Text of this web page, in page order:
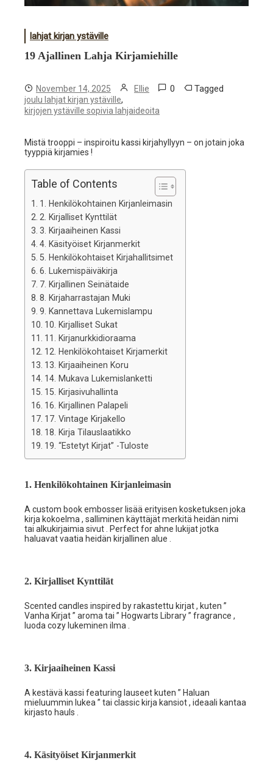
lahjat kirjan ystäville
19 Ajallinen Lahja Kirjamiehille
November 14, 2025 Ellie 0 Tagged
joulu lahjat kirjan ystäville,
kirjojen ystäville sopivia lahjaideoita
Mistä trooppi – inspiroitu kassi kirjahyllyyn – on jotain joka
tyyppiä kirjamies !
Table of Contents
1. Henkilökohtainen Kirjanleimasin
2. Kirjalliset Kynttilät
3. Kirjaaiheinen Kassi
4. Käsityöiset Kirjanmerkit
5. Henkilökohtaiset Kirjahallitsimet
6. Lukemispäiväkirja
7. Kirjallinen Seinätaide
8. Kirjaharrastajan Muki
9. Kannettava Lukemislampu
10. Kirjalliset Sukat
11. Kirjanurkkidioraama
12. Henkilökohtaiset Kirjamerkit
13. Kirjaaiheinen Koru
14. Mukava Lukemislanketti
15. Kirjasivuhallinta
16. Kirjallinen Palapeli
17. Vintage Kirjakello
18. Kirja Tilauslaatikko
19. “Estetyt Kirjat” -Tuloste
1. Henkilökohtainen Kirjanleimasin
A custom book embosser lisää erityisen kosketuksen joka
kirja kokoelma , salliminen käyttäjät merkitä heidän nimi
tai alkukirjaimia sivut . Perfect for ahne lukijat jotka
haluavat vaatia heidän kirjallinen alue .
2. Kirjalliset Kynttilät
Scented candles inspired by rakastettu kirjat , kuten ”
Vanha Kirjat ” aroma tai ” Hogwarts Library ” fragrance ,
luoda cozy lukeminen ilma .
3. Kirjaaiheinen Kassi
A kestävä kassi featuring lauseet kuten ” Haluan
mieluummin lukea ” tai classic kirja kansiot , ideaali kantaa
kirjasto hauls .
4. Käsityöiset Kirjanmerkit